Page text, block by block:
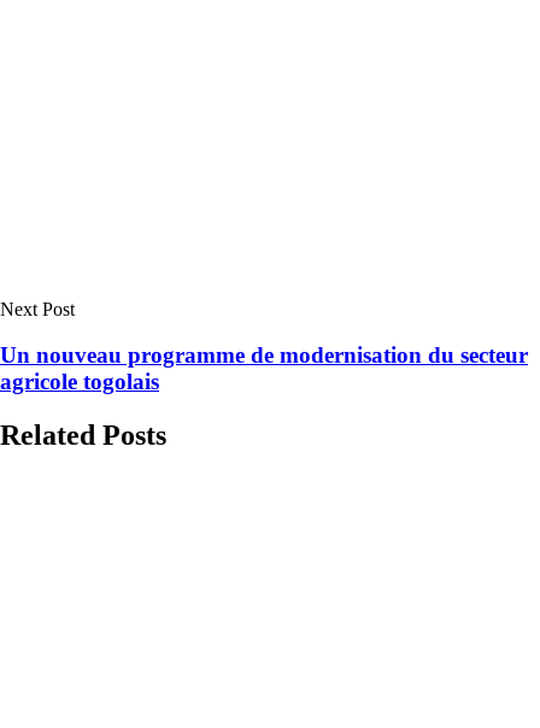
Next Post
Un nouveau programme de modernisation du secteur
agricole togolais
Related Posts